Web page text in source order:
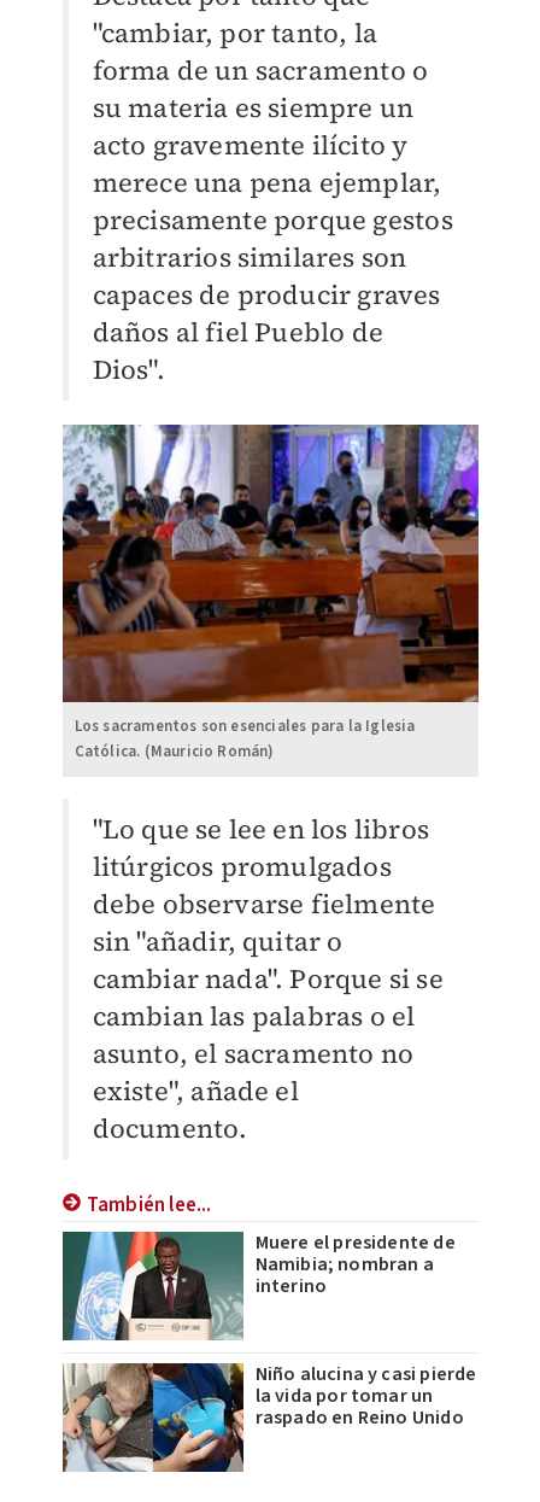
"cambiar, por tanto, la
forma de un sacramento o
su materia es siempre un
acto gravemente ilícito y
merece una pena ejemplar,
precisamente porque gestos
arbitrarios similares son
capaces de producir graves
daños al fiel Pueblo de
Dios".
Los sacramentos son esenciales para la Iglesia
Católica. (Mauricio Román)
"Lo que se lee en los libros
litúrgicos promulgados
debe observarse fielmente
sin "añadir, quitar o
cambiar nada". Porque si se
cambian las palabras o el
asunto, el sacramento no
existe", añade el
documento.
También lee...
Muere el presidente de
Namibia; nombran a
interino
Niño alucina y casi pierde
la vida por tomar un
raspado en Reino Unido